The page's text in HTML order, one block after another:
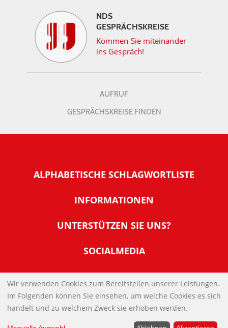
NDS
GESPRÄCHSKREISE
Kommen Sie miteinander
ins Gespräch!
AUFRUF
GESPRÄCHSKREISE FINDEN
ALPHABETISCHE SCHLAGWORTLISTE
INFORMATIONEN
Warum NachDenkSeiten
Tipps zur Nutzung der NachDenkSeiten
Banner und E-Mail-Signaturen
Links
Kontakt
Impressum
UNTERSTÜTZEN SIE UNS?
Werden Sie Fördermitglied
Spenden Sie Online
SOCIALMEDIA
IMPRESSUM
DATENSCHUTZERKLÄRUNG
Wir verwenden Cookies zum Bereitstellen unserer Leistungen.
Im Folgenden können Sie einsehen, um welche Cookies es sich
handelt und zu welchem Zweck sie erhoben werden.